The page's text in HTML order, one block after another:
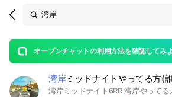
Search
OpenChats
messages
search
area
オープンチャットの利用方法を確認してみ
open
湾岸ミッドナイトやってる方(